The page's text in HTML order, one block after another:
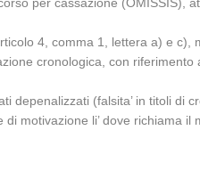
4, comma 1, lettera a) e
cronologica, con
(falsita’ in titoli di
motivazione li’ dove richiama